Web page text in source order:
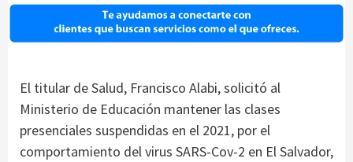
El titular de Salud, Francisco Alabi, solicitó al
Ministerio de Educación mantener las clases
presenciales suspendidas en el 2021, por el
comportamiento del virus SARS-Cov-2 en El Salvador,